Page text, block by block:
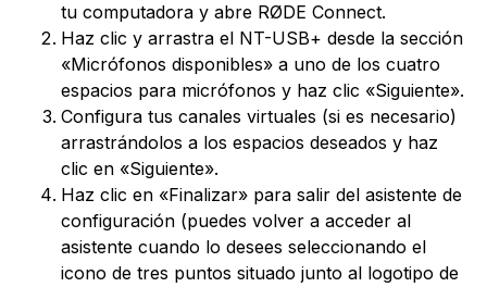
tu computadora y abre RØDE Connect.
Haz clic y arrastra el NT-USB+ desde la sección
«Micrófonos disponibles» a uno de los cuatro
espacios para micrófonos y haz clic «Siguiente».
Configura tus canales virtuales (si es necesario)
arrastrándolos a los espacios deseados y haz
clic en «Siguiente».
Haz clic en «Finalizar» para salir del asistente de
configuración (puedes volver a acceder al
asistente cuando lo desees seleccionando el
icono de tres puntos situado junto al logotipo de